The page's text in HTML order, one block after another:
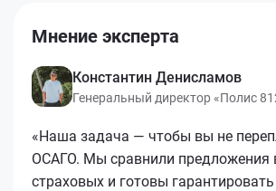
Мнение эксперта
Константин Денисламов
Генеральный директор «Полис
«Наша задача — чтобы вы не
ОСАГО. Мы сравнили предложения
страховых и готовы